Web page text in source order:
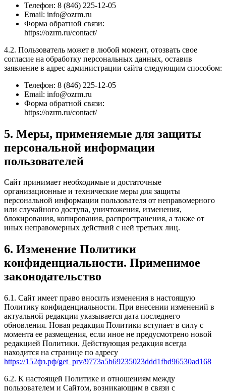
Телефон: 8 (846) 225-12-05
Email: info@ozrm.ru
Форма обратной связи:
https://ozrm.ru/contact/
4.2. Пользователь может в любой момент, отозвать свое
согласие на обработку персональных данных, оставив
заявление в адрес администрации сайта следующим способом:
Телефон: 8 (846) 225-12-05
Email: info@ozrm.ru
Форма обратной связи:
https://ozrm.ru/contact/
5. Меры, применяемые для защиты
персональной информации
пользователей
Сайт принимает необходимые и достаточные
организационные и технические меры для защиты
персональной информации пользователя от неправомерного
или случайного доступа, уничтожения, изменения,
блокирования, копирования, распространения, а также от
иных неправомерных действий с ней третьих лиц.
6. Изменение Политики
конфиденциальности. Применимое
законодательство
6.1. Сайт имеет право вносить изменения в настоящую
Политику конфиденциальности. При внесении изменений в
актуальной редакции указывается дата последнего
обновления. Новая редакция Политики вступает в силу с
момента ее размещения, если иное не предусмотрено новой
редакцией Политики. Действующая редакция всегда
находится на странице по адресу
https://152фз.рф/get_prv/9773a5b69235023ddd1fbd96530ad168
6.2. К настоящей Политике и отношениям между
пользователем и Сайтом, возникающим в связи с